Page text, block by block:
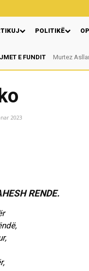
POLITIKË
E FUNDIT VERA
Murtez Asllani
2023
RENDE.